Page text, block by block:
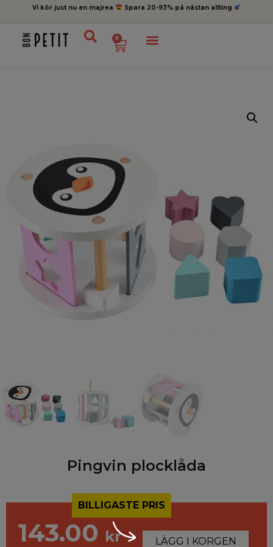
Vi kör just nu en majrea Spara 20-93% på nästan allting
0
Pingvin plocklåda
BILLIGASTE PRIS
143.00 kr LÄGG I KORGEN